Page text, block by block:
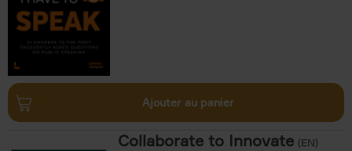
Ajouter au panier
Collaborate to Innovate (EN)